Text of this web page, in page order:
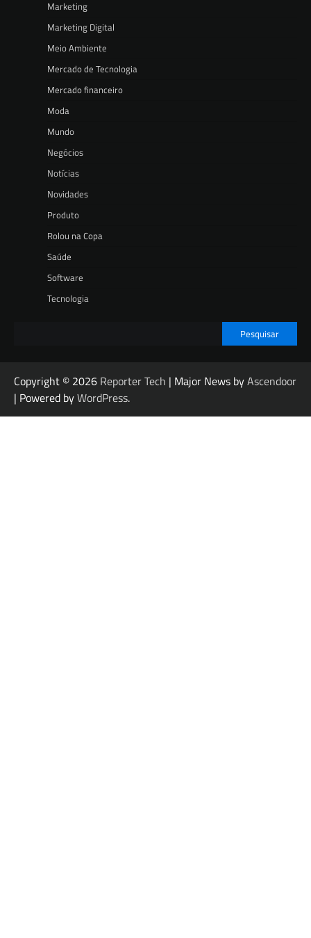
Marketing
Marketing Digital
Meio Ambiente
Mercado de Tecnologia
Mercado financeiro
Moda
Mundo
Negócios
Notícias
Novidades
Produto
Rolou na Copa
Saúde
Software
Tecnologia
Pesquisar
Copyright © 2026 Reporter Tech | Major News byAscendoor
| Powered byWordPress.